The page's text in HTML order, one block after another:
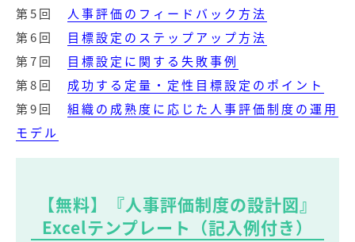
第5回 人事評価のフィードバック方法
第6回 目標設定のステップアップ方法
第7回 目標設定に関する失敗事例
第8回 成功する定量・定性目標設定のポイント
第9回 組織の成熟度に応じた人事評価制度の運用
モデル
【無料】『人事評価制度の設計図』
Excelテンプレート（記入例付き）